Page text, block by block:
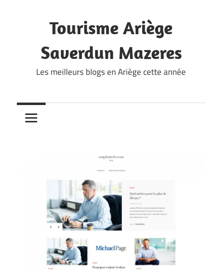
Tourisme Ariège
Saverdun Mazeres
Les meilleurs blogs en Ariège cette année